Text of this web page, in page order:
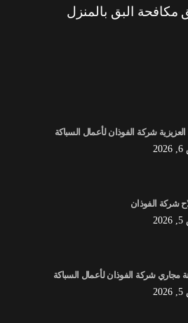
مكافحة البق بالمنزل
شركة الفوذان لأعمال السباكة
شركة الفوذان
مجاري شركة الفوذان لأعمال السباكة